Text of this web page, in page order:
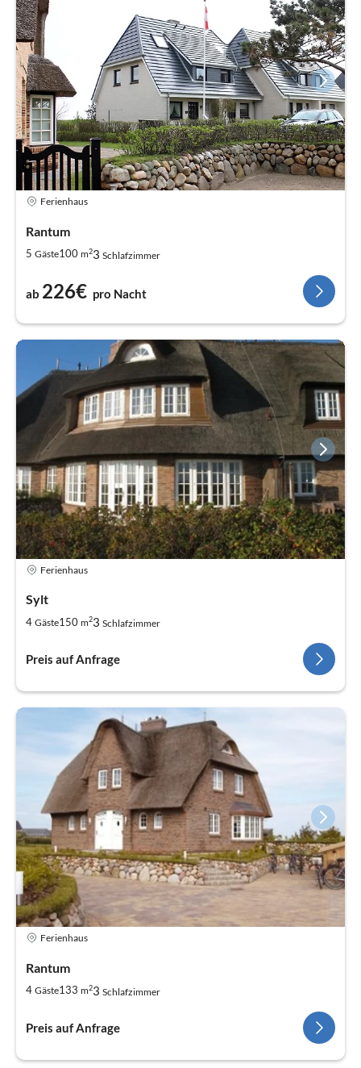
Ferienhaus
Rantum
5 Gäste100 m23 Schlafzimmer
ab 226€ pro Nacht
Ferienhaus
Sylt
4 Gäste150 m23 Schlafzimmer
Preis auf Anfrage
Ferienhaus
Rantum
4 Gäste133 m23 Schlafzimmer
Preis auf Anfrage